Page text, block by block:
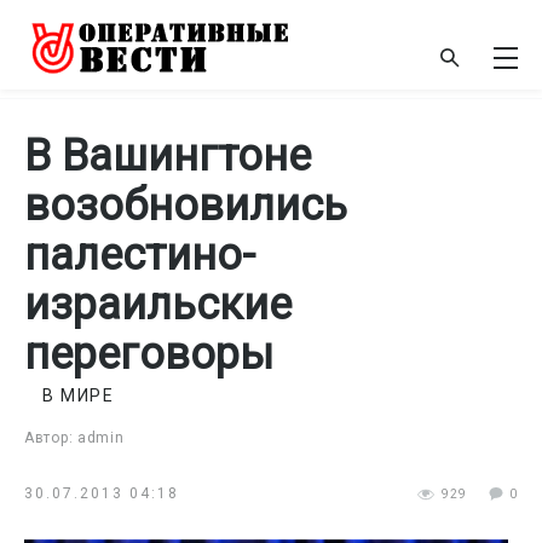
В Вашингтоне
возобновились
палестино-
израильские
переговоры
Автор: admin
В МИРЕ
30.07.2013 04:18 929 0